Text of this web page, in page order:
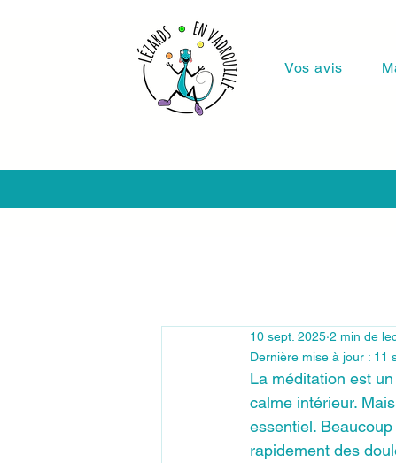
Vos avis
10 sept. 2025 2 min de
Dernière mise à jour : 11
La méditation est
calme intérieur.
essentiel.
rapidement des